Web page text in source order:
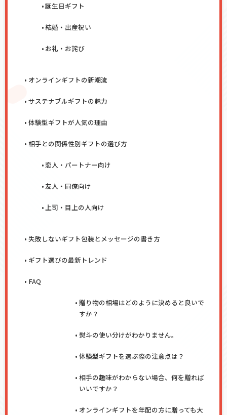
誕生日ギフト
結婚・出産祝い
お礼・お詫び
オンラインギフトの新潮流
サステナブルギフトの魅力
体験型ギフトが人気の理由
相手との関係性別ギフトの選び方
恋人・パートナー向け
友人・同僚向け
上司・目上の人向け
失敗しないギフト包装とメッセージの書き方
ギフト選びの最新トレンド
FAQ
贈り物の相場はどのように決めると良いで
すか？
熨斗の使い分けがわかりません。
体験型ギフトを選ぶ際の注意点は？
相手の趣味がわからない場合、何を贈れば
いいですか？
オンラインギフトを年配の方に贈っても大